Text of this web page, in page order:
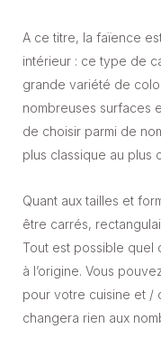
A ce titre, la faïence
intérieur : ce type de
grande variété de
nombreuses surfaces
de choisir parmi de
plus classique au plus
Quant aux tailles et
être carrés,
Tout est possible quel
à l’origine. Vous
pour votre cuisine et /
changera rien aux